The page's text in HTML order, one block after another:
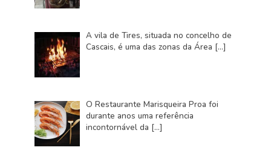
A vila de Tires, situada no concelho de
Cascais, é uma das zonas da Área […]
O Restaurante Marisqueira Proa foi
durante anos uma referência
incontornável da […]